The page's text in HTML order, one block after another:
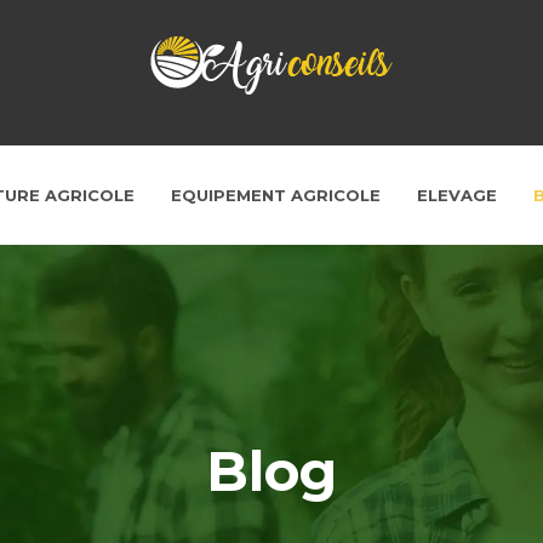
AGRICOLE EQUIPEMENT AGRICOLE ELEVAGE
Blog